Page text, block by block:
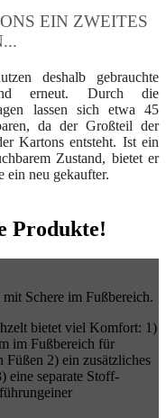
EIN ZWEITES
deshalb gebrauchte
erneut. Durch die
lassen sich etwa 45
da der Großteil der
Kartons entsteht. Ist ein
Zustand, bietet er
ein neu gekaufter.
Produkte!
Schere im Fußbereich.
bietet viel Komfort: 1)
im Fußbereich für
Füßen 2) ein zusätzliches
eine separate Stoff-